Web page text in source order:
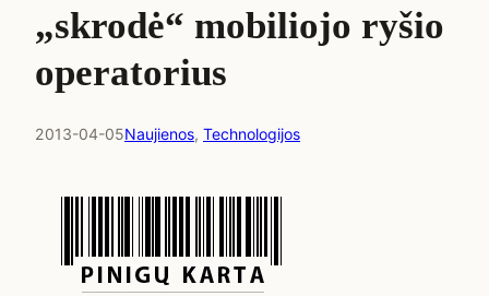
„skrodė“ mobiliojo ryšio
operatorius
2013-04-05Naujienos, Technologijos